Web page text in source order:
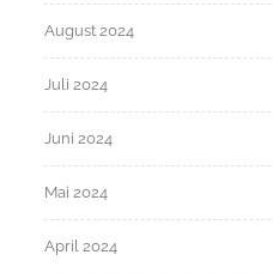
August 2024
Juli 2024
Juni 2024
Mai 2024
April 2024